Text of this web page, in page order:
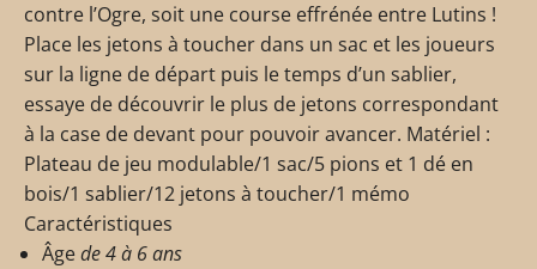
contre l’Ogre, soit une course effrénée entre Lutins !
Place les jetons à toucher dans un sac et les joueurs
sur la ligne de départ puis le temps d’un sablier,
essaye de découvrir le plus de jetons correspondant
à la case de devant pour pouvoir avancer. Matériel :
Plateau de jeu modulable/1 sac/5 pions et 1 dé en
bois/1 sablier/12 jetons à toucher/1 mémo
Caractéristiques
Âgede 4 à 6 ans